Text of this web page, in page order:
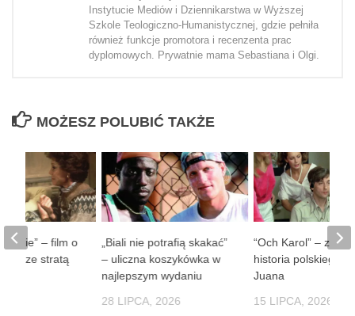
Instytucie Mediów i Dziennikarstwa w Wyższej
Szkole Teologiczno-Humanistycznej, gdzie pełniła
również funkcje promotora i recenzenta prac
dyplomowych. Prywatnie mama Sebastiana i Olgi.
MOŻESZ POLUBIĆ TAKŻE
„Biali nie potrafią skakać”
– uliczna koszykówka w
najlepszym wydaniu
28 LIPCA, 2026
“Och Karol” –
historia polskiego
Juana
15 LIPCA, 2026
ludzie” – film o
ze stratą